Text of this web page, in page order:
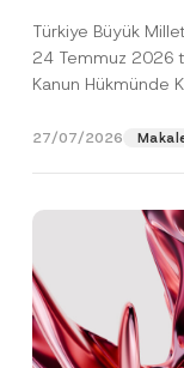
Türkiye Büyük
24 Temmuz 2026
Kanun Hükmünde
27/07/2026